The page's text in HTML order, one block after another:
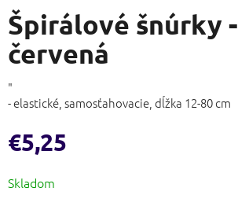
produktu
je
0,0
z
5
hviezdičiek.
Špirálové šnúrky -
červená
"
- elastické, samosťahovacie, dĺžka 12-80 cm
€5,25
cena:
Skladom